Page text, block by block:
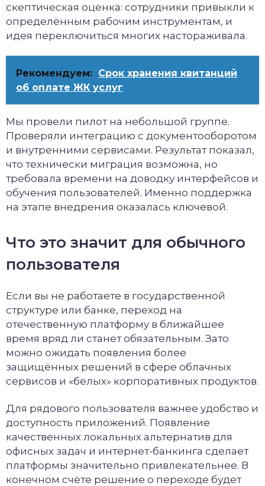
скептическая оценка: сотрудники привыкли к
определённым рабочим инструментам, и
идея переключиться многих настораживала.
Рекомендуем: Срок хранения квитанций
об оплате ЖК услуг
Мы провели пилот на небольшой группе.
Проверяли интеграцию с документооборотом
и внутренними сервисами. Результат показал,
что технически миграция возможна, но
требовала времени на доводку интерфейсов и
обучения пользователей. Именно поддержка
на этапе внедрения оказалась ключевой.
Что это значит для обычного
пользователя
Если вы не работаете в государственной
структуре или банке, переход на
отечественную платформу в ближайшее
время вряд ли станет обязательным. Зато
можно ожидать появления более
защищённых решений в сфере облачных
сервисов и «белых» корпоративных продуктов.
Для рядового пользователя важнее удобство и
доступность приложений. Появление
качественных локальных альтернатив для
офисных задач и интернет-банкинга сделает
платформы значительно привлекательнее. В
конечном счёте решение о переходе будет